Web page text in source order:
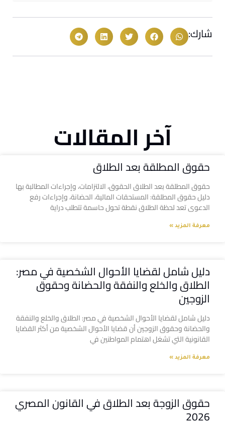
شارك:
آخر المقالات
حقوق المطلقة بعد الطلاق
حقوق المطلقة بعد الطلاق الحقوق، الالتزامات، وإجراءات المطالبة بها
دليل حقوق المطلقة: المستحقات المالية، الحضانة، وإجراءات رفع
الدعوى تعد لحظة الطلاق نقطة تحول حاسمة تتطلب دراية
معرفة المزيد »
دليل شامل لقضايا الأحوال الشخصية في مصر:
الطلاق والخلع والنفقة والحضانة وحقوق
الزوجين
دليل شامل لقضايا الأحوال الشخصية في مصر: الطلاق والخلع والنفقة
والحضانة وحقوق الزوجين أن قضايا الأحوال الشخصية من أكثر القضايا
القانونية التي تشغل اهتمام المواطنين في
معرفة المزيد »
حقوق الزوجة بعد الطلاق في القانون المصري
2026